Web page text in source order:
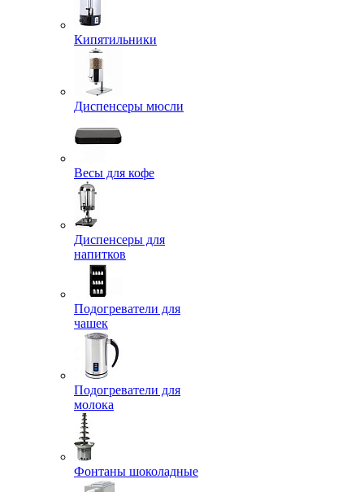
Кипятильники
Диспенсеры мюсли
Весы для кофе
Диспенсеры для
напитков
Подогреватели для
чашек
Подогреватели для
молока
Фонтаны шоколадные